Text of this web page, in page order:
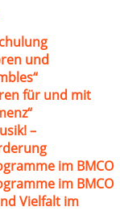
und
für und mit
–
im BMCO
im BMCO
Vielfalt im